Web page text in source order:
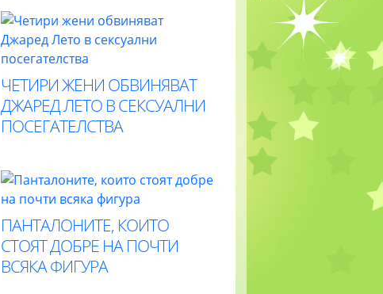
ЧЕТИРИ ЖЕНИ ОБВИНЯВАТ
ДЖАРЕД ЛЕТО В СЕКСУАЛНИ
ПОСЕГАТЕЛСТВА
ПАНТАЛОНИТЕ, КОИТО
СТОЯТ ДОБРЕ НА ПОЧТИ
ВСЯКА ФИГУРА